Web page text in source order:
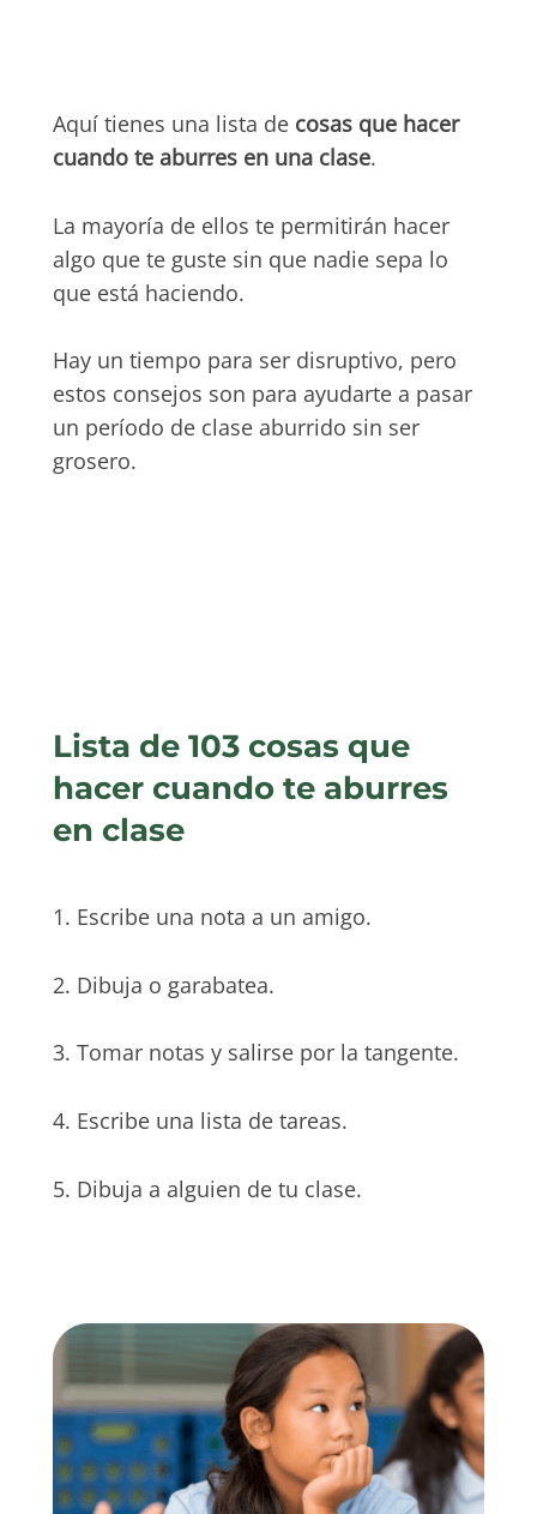
Aquí tienes una lista de cosas que hacer
cuando te aburres en una clase.
La mayoría de ellos te permitirán hacer
algo que te guste sin que nadie sepa lo
que está haciendo.
Hay un tiempo para ser disruptivo, pero
estos consejos son para ayudarte a pasar
un período de clase aburrido sin ser
grosero.
Lista de 103 cosas que
hacer cuando te aburres
en clase
1. Escribe una nota a un amigo.
2. Dibuja o garabatea.
3. Tomar notas y salirse por la tangente.
4. Escribe una lista de tareas.
5. Dibuja a alguien de tu clase.